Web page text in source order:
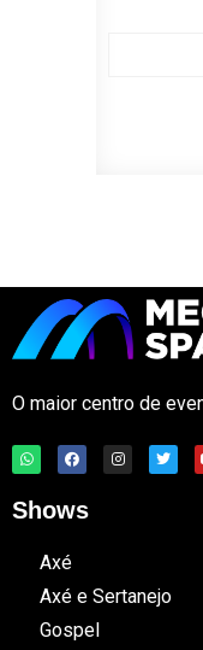
O maior centro de
Shows
Axé
Axé e Sertanejo
Gospel